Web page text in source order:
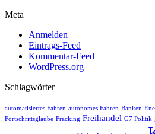
Meta
Anmelden
Eintrags-Feed
Kommentar-Feed
WordPress.org
Schlagwörter
automatisiertes Fahren autonomes Fahren Banken
Fortschrittsglaube Fracking Freihandel G7 Politik